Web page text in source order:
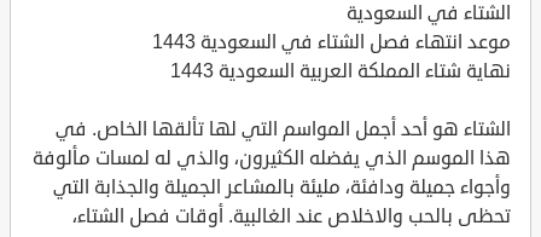
الشتاء في السعودية
موعد انتهاء فصل الشتاء في السعودية 1443
نهاية شتاء المملكة العربية السعودية 1443
الشتاء هو أحد أجمل المواسم التي لها تألقها الخاص. في
هذا الموسم الذي يفضله الكثيرون، والذي له لمسات مألوفة
وأجواء جميلة ودافئة، مليئة بالمشاعر الجميلة والجذابة التي
تحظى بالحب والاخلاص عند الغالبية. أوقات فصل الشتاء،